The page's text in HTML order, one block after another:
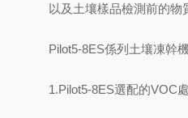
以及土壤樣品檢測前的物
Pilot5-8ES係列土壤凍幹
1.Pilot5-8ES選配的VOC